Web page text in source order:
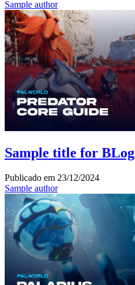
Sample author
Sample title for BLog
Publicado em 23/12/2024
Sample author